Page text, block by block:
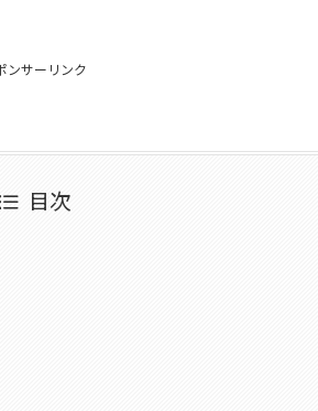
ンサーリンク